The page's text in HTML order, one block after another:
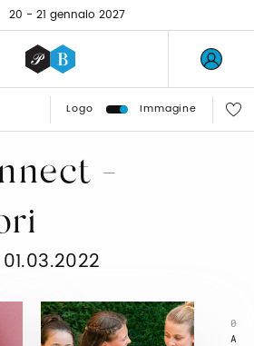
20 - 21 gennaio 2027
Logo Immagine
0
A
-